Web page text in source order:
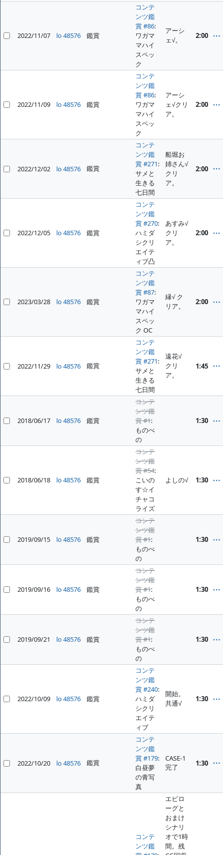
2022/11/07 lo 48576 鑑賞
コンテ
ンツ鑑
賞 #86:
ワガマ
マハイ
スペッ
ク
アーシ
ェ√。
2:00
2022/11/09 lo 48576 鑑賞
コンテ
ンツ鑑
賞 #86:
ワガマ
マハイ
スペッ
ク
アーシ
ェ√クリ
ア。
2:00
2022/12/02 lo 48576 鑑賞
コンテ
ンツ鑑
賞 #271:
サメと
生きる
七日間
船堀お
姉さん√
クリ
ア。
2:00
2022/12/05 lo 48576 鑑賞
コンテ
ンツ鑑
賞 #270:
ハミダ
シクリ
エイテ
ィブ凸
あすみ√
クリ
ア。
2:00
2023/03/28 lo 48576 鑑賞
コンテ
ンツ鑑
賞 #87:
ワガマ
マハイ
スペッ
ク OC
縁√ ク
リア。
2:00
2022/11/29 lo 48576 鑑賞
コンテ
ンツ鑑
賞 #271:
サメと
生きる
七日間
遠花√
クリ
ア。
1:45
2018/06/17 lo 48576 鑑賞
コンテ
ンツ鑑
賞 #1:
ものべ
の
1:30
2018/06/18 lo 48576 鑑賞
コンテ
ンツ鑑
賞 #54:
こいの
す☆イ
チャコ
ライズ
よしの√ 1:30
2019/09/15 lo 48576 鑑賞
コンテ
ンツ鑑
賞 #1:
ものべ
の
1:30
2019/09/16 lo 48576 鑑賞
コンテ
ンツ鑑
賞 #1:
ものべ
の
1:30
2019/09/21 lo 48576 鑑賞
コンテ
ンツ鑑
賞 #1:
ものべ
の
1:30
2022/10/09 lo 48576 鑑賞
コンテ
ンツ鑑
賞 #240:
ハミダ
シクリ
エイテ
ィブ
開始。
共通√
1:30
2022/10/20 lo 48576 鑑賞
コンテ
ンツ鑑
賞 #179:
白昼夢
の青写
真
CASE-1
完了
1:30
コンテ
ンツ鑑
エピロ
ーグと
おまけ
シナリ
オで1時
間。残